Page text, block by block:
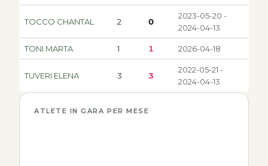
TOCCO CHANTAL 2 0
2023-05-20 -
2024-04-13
TONI MARTA 1 1 2026-04-18
TUVERI ELENA 3 3
2022-05-21 -
2024-04-13
ATLETE IN GARA PER MESE